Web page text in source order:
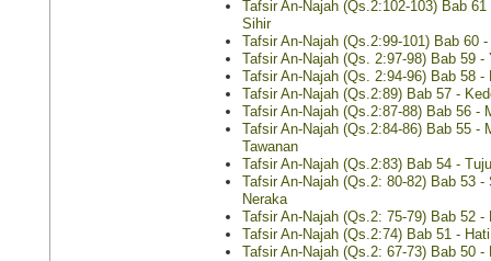
Tafsir An-Najah (Qs.2:102-103) Bab
Sihir
Tafsir An-Najah (Qs.2:99-101) Bab 60
Tafsir An-Najah (Qs. 2:97-98) Bab 59
Tafsir An-Najah (Qs. 2:94-96) Bab 58 -
Tafsir An-Najah (Qs.2:89) Bab 57 -
Tafsir An-Najah (Qs.2:87-88) Bab 56 -
Tafsir An-Najah (Qs.2:84-86) Bab 55 -
Tawanan
Tafsir An-Najah (Qs.2:83) Bab 54 -
Tafsir An-Najah (Qs.2: 80-82) Bab 53 -
Neraka
Tafsir An-Najah (Qs.2: 75-79) Bab 52 -
Tafsir An-Najah (Qs.2:74) Bab 51 -
Tafsir An-Najah (Qs.2: 67-73) Bab 50
Tanya Jawab Aktual
Tentang Puasa
Lihat isinya »
Halal
(Edisi I)